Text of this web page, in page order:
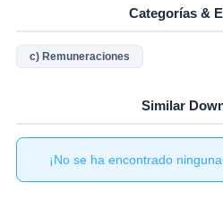
Categorías &
c) Remuneraciones
Similar
¡No se ha encontrado